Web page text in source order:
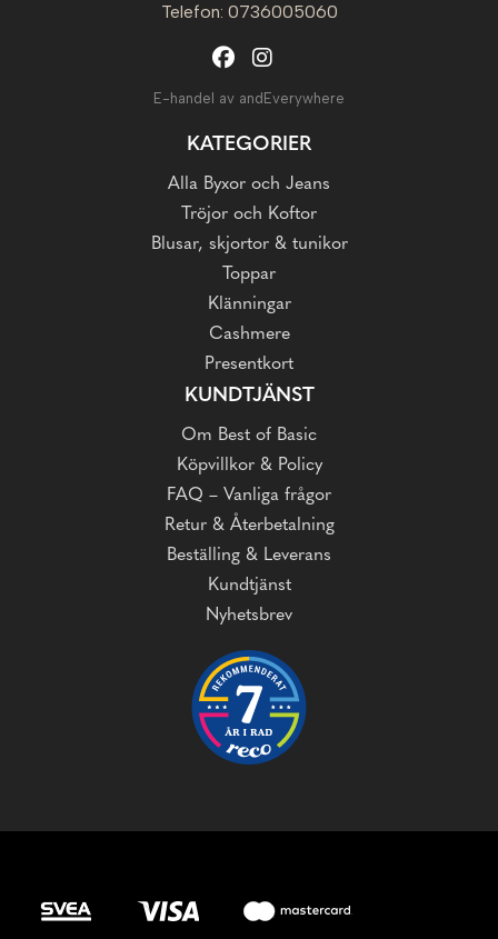
Telefon: 0736005060
E-handel av andEverywhere
KATEGORIER
Alla Byxor och Jeans
Tröjor och Koftor
Blusar, skjortor & tunikor
Toppar
Klänningar
Cashmere
Presentkort
KUNDTJÄNST
Om Best of Basic
Köpvillkor & Policy
FAQ – Vanliga frågor
Retur & Återbetalning
Beställing & Leverans
Kundtjänst
Nyhetsbrev